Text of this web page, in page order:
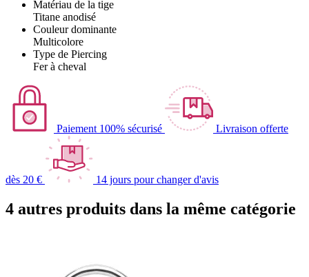
Matériau de la tige
Titane anodisé
Couleur dominante
Multicolore
Type de Piercing
Fer à cheval
Paiement 100% sécurisé Livraison offerte
dès 20 € 14 jours pour changer d'avis
4 autres produits dans la même catégorie